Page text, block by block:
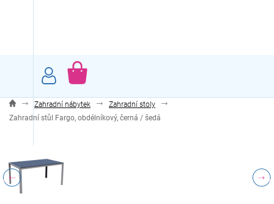
NÁKUPNÍ
Zahradní nábytek
Zahradní stoly
Zahradní stůl Fargo, obdélníkový, černá / šedá